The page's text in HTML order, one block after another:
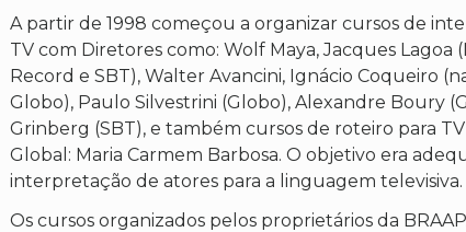
A partir de 1998 começou a organizar cursos de
TV com Diretores como: Wolf Maya, Jacques Lagoa
Record e SBT), Walter Avancini, Ignácio Coqueiro
Globo), Paulo Silvestrini (Globo), Alexandre Boury
Grinberg (SBT), e também cursos de roteiro para
Global: Maria Carmem Barbosa. O objetivo era
interpretação de atores para a linguagem televisiva.
Os cursos organizados pelos proprietários da